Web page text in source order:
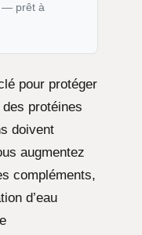
— prêt à
pour protéger
protéines
doivent
augmentez
compléments,
d’eau